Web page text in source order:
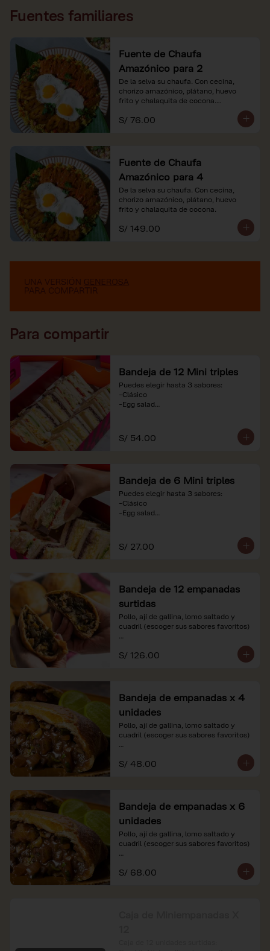
Fuentes familiares
Fuente de Chaufa
Amazónico para 2
De la selva su chaufa. Con cecina,
chorizo amazónico, plátano, huevo
frito y chalaquita de cocona.
*Imágenes referenciales.
*Nuestros precios están expresados en
S/ 76.00
Fuente de Chaufa
Amazónico para 4
De la selva su chaufa. Con cecina,
chorizo amazónico, plátano, huevo
frito y chalaquita de cocona.
S/ 149.00
Para compartir
Bandeja de 12 Mini triples
Puedes elegir hasta 3 sabores:
-Clásico
-Egg salad
referenciales.
S/ 54.00
Bandeja de 6 Mini triples
Puedes elegir hasta 3 sabores:
-Clásico
-Egg salad
referenciales.
S/ 27.00
Bandeja de 12 empanadas
surtidas
Pollo, ají de gallina, lomo saltado y
cuadril (escoger sus sabores favoritos)
*Nuestros precios están expresados en
soles e incluyen impuestos de ley y
S/ 126.00
Bandeja de empanadas x 4
unidades
Pollo, ají de gallina, lomo saltado y
cuadril (escoger sus sabores favoritos)
*Nuestros precios están expresados en
soles e incluyen impuestos de ley y
S/ 48.00
Bandeja de empanadas x 6
unidades
Pollo, ají de gallina, lomo saltado y
cuadril (escoger sus sabores favoritos)
*Nuestros precios están expresados en
soles e incluyen impuestos de ley y
S/ 68.00